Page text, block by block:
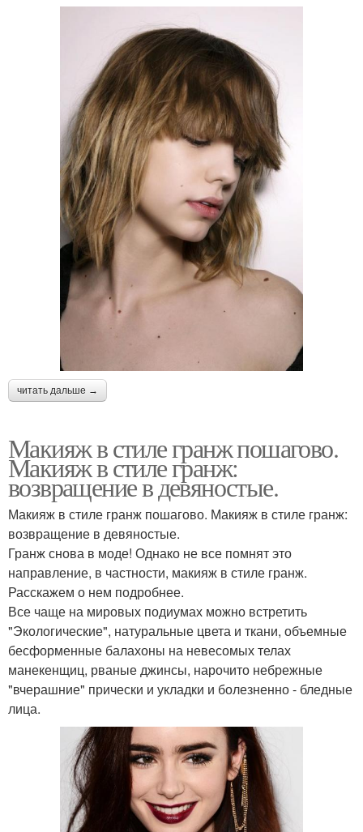
читать дальше →
Макияж в стиле гранж пошагово.
Макияж в стиле гранж:
возвращение в девяностые.
Макияж в стиле гранж пошагово. Макияж в стиле гранж:
возвращение в девяностые.
Гранж снова в моде! Однако не все помнят это
направление, в частности, макияж в стиле гранж.
Расскажем о нем подробнее.
Все чаще на мировых подиумах можно встретить
"Экологические", натуральные цвета и ткани, объемные
бесформенные балахоны на невесомых телах
манекенщиц, рваные джинсы, нарочито небрежные
"вчерашние" прически и укладки и болезненно - бледные
лица.